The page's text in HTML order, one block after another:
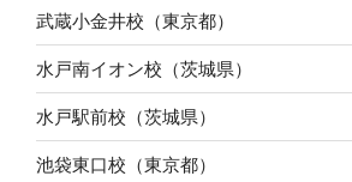
武蔵小金井校（東京都）
水戸南イオン校（茨城県）
水戸駅前校（茨城県）
池袋東口校（東京都）